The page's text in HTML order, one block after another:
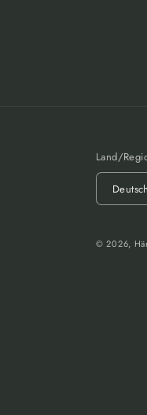
Land/
© 2026,